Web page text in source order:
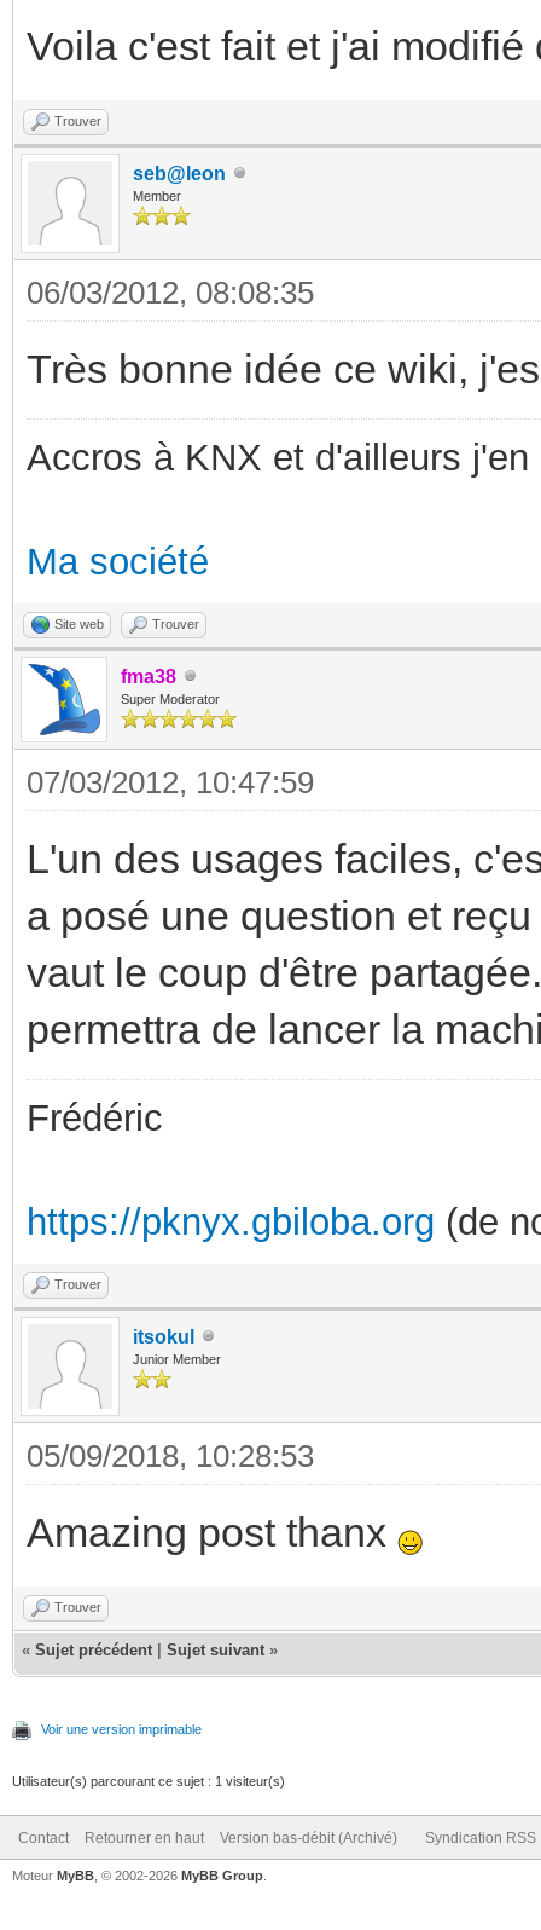
Voila c'est fait et j'ai
Trouver
seb@leon
Member
06/03/2012, 08:08:35
Très bonne idée ce wiki,
Accros à KNX et d'ailleurs
Ma société
Site web Trouver
fma38
Super Moderator
07/03/2012, 10:47:59
L'un des usages faciles,
a posé une question et
vaut le coup d'être
permettra de lancer la
Frédéric
https://pknyx.gbiloba.org (de
Trouver
itsokul
Junior Member
05/09/2018, 10:28:53
Amazing post thanx
Trouver
« Sujet précédent Sujet suivant »
Voir une version imprimable
Utilisateur(s) parcourant ce sujet : 1 visiteur(s)
Contact Retourner en haut Version bas-débit (Archivé) Syndication RSS
Moteur MyBB , © 2002-2026 MyBB Group